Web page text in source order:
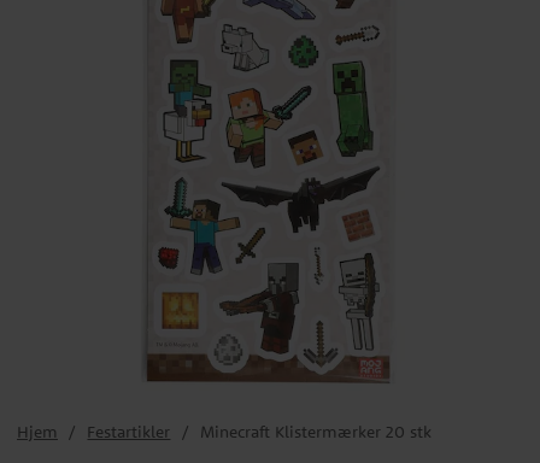
Hjem Festartikler Minecraft Klistermærker 20 stk